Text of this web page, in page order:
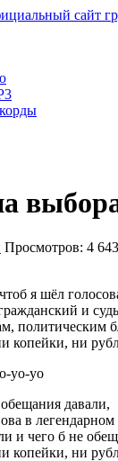
Просмотров: 4 643
я шёл
и
политическим
копейки, ни
уо-уо
давали,
в легендарном
и чего б не
копейки, ни